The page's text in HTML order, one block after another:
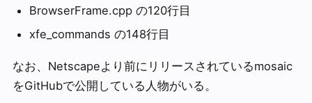
BrowserFrame.cpp の120行目
xfe_commands の148行目
なお、Netscapeより前にリリースされているmosaic
をGitHubで公開している人物がいる。